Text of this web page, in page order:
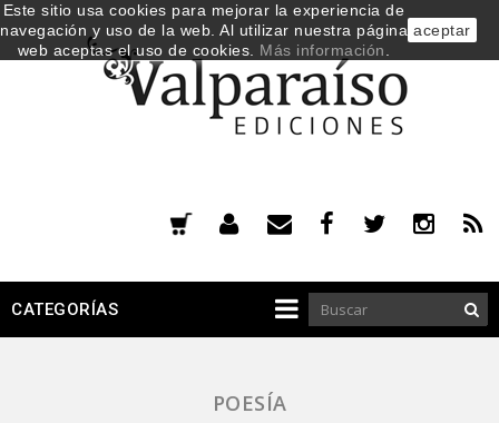
CATEGORÍAS
POESÍA
Este sitio usa cookies para mejorar la experiencia de
navegación y uso de la web. Al utilizar nuestra página
web aceptas el uso de cookies. Más información
aceptar